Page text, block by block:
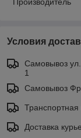
Условия
Самовывоз
1
Самовывоз
Доставка